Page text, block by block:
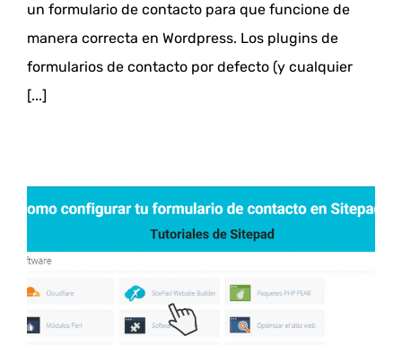
un formulario de contacto para que funcione de
manera correcta en Wordpress. Los plugins de
formularios de contacto por defecto (y cualquier
[...]